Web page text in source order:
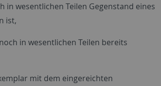
in wesentlichen Teilen Gegenstand eines
ist,
in wesentlichen Teilen bereits
mit dem eingereichten